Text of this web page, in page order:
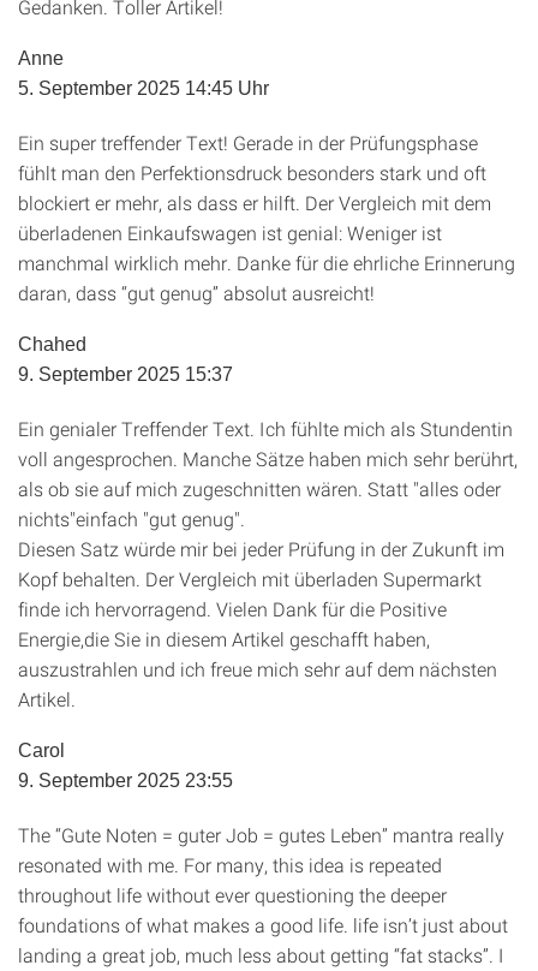
Gedanken. Toller Artikel!
Anne
5. September 2025 14:45 Uhr
Ein super treffender Text! Gerade in der Prüfungsphase
fühlt man den Perfektionsdruck besonders stark und oft
blockiert er mehr, als dass er hilft. Der Vergleich mit dem
überladenen Einkaufswagen ist genial: Weniger ist
manchmal wirklich mehr. Danke für die ehrliche Erinnerung
daran, dass “gut genug” absolut ausreicht!
Chahed
9. September 2025 15:37
Ein genialer Treffender Text. Ich fühlte mich als Stundentin
voll angesprochen. Manche Sätze haben mich sehr berührt,
als ob sie auf mich zugeschnitten wären. Statt "alles oder
nichts"einfach "gut genug".
Diesen Satz würde mir bei jeder Prüfung in der Zukunft im
Kopf behalten. Der Vergleich mit überladen Supermarkt
finde ich hervorragend. Vielen Dank für die Positive
Energie,die Sie in diesem Artikel geschafft haben,
auszustrahlen und ich freue mich sehr auf dem nächsten
Artikel.
Carol
9. September 2025 23:55
The “Gute Noten = guter Job = gutes Leben” mantra really
resonated with me. For many, this idea is repeated
throughout life without ever questioning the deeper
foundations of what makes a good life. life isn’t just about
landing a great job, much less about getting “fat stacks”. I